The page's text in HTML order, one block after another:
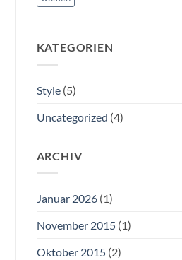
KATEGORIEN
Style(5)
Uncategorized (4)
ARCHIV
Januar 2026(1)
November 2015(1)
Oktober 2015(2)